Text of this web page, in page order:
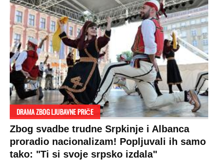
DRAMA ZBOG LJUBAVNE PRIČE
Zbog svadbe trudne Srpkinje i Albanca
proradio nacionalizam! Popljuvali ih samo
tako: "Ti si svoje srpsko izdala"